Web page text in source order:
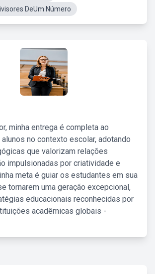
DeUm Número
minha entrega é completa ao
no contexto escolar, adotando
que valorizam relações
impulsionadas por criatividade e
meta é guiar os estudantes em sua
tornarem uma geração excepcional,
educacionais reconhecidas por
acadêmicas globais -